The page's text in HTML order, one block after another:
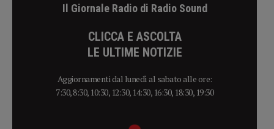
Il Giornale Radio di Radio Sound
CLICCA E ASCOLTA
LE ULTIME NOTIZIE
Aggiornamenti dal lunedì al sabato alle ore:
7:30, 8:30, 10:30, 12:30, 14:30, 16:30, 18:30, 19:30